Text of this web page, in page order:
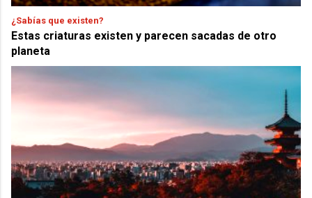
¿Sabías que existen?
Estas criaturas existen y parecen sacadas de otro
planeta